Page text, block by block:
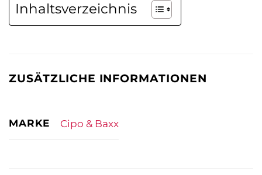
Inhaltsverzeichnis
ZUSÄTZLICHE INFORMATIONEN
MARKE Cipo & Baxx